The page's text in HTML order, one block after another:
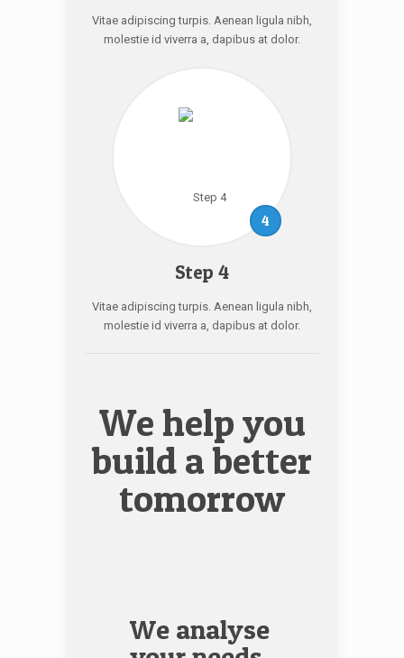
Vitae adipiscing turpis. Aenean ligula nibh,
molestie id viverra a, dapibus at dolor.
4
Step 4
Vitae adipiscing turpis. Aenean ligula nibh,
molestie id viverra a, dapibus at dolor.
We help you
build a better
tomorrow
We analyse